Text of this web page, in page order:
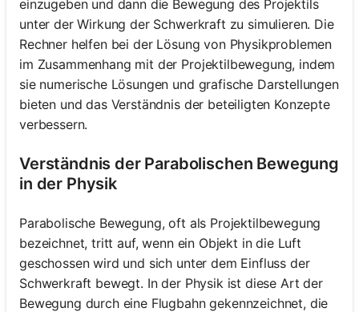
einzugeben und dann die Bewegung des Projektils
unter der Wirkung der Schwerkraft zu simulieren. Die
Rechner helfen bei der Lösung von Physikproblemen
im Zusammenhang mit der Projektilbewegung, indem
sie numerische Lösungen und grafische Darstellungen
bieten und das Verständnis der beteiligten Konzepte
verbessern.
Verständnis der Parabolischen Bewegung
in der Physik
Parabolische Bewegung, oft als Projektilbewegung
bezeichnet, tritt auf, wenn ein Objekt in die Luft
geschossen wird und sich unter dem Einfluss der
Schwerkraft bewegt. In der Physik ist diese Art der
Bewegung durch eine Flugbahn gekennzeichnet, die